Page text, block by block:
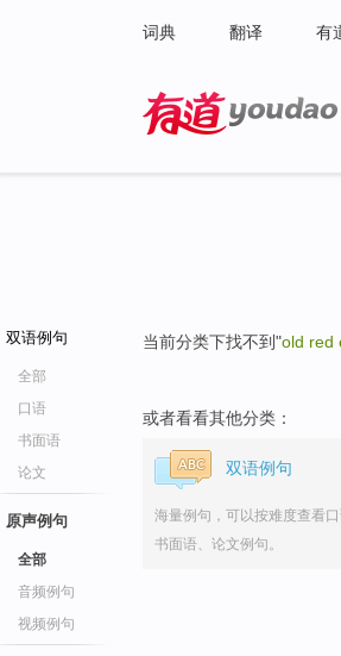
词典 翻译 有
双语例句
全部
口语
书面语
论文
原声例句
全部
音频例句
视频例句
当前分类下找不到"old red
或者看看其他分类：
双语例句
海量例句，可以按难度查看口
书面语、论文例句。